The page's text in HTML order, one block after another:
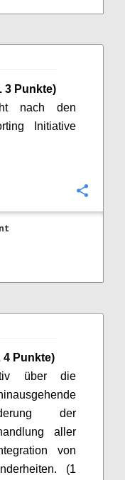
3 Punkte)
nach den
Initiative
4 Punkte)
über die
der
aller
von
(1